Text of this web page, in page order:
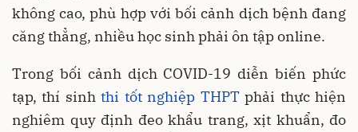
không cao, phù hợp với bối cảnh dịch bệnh đang
căng thẳng, nhiều học sinh phải ôn tập online.
Trong bối cảnh dịch COVID-19 diễn biến phức
tạp, thí sinhthi tốt nghiệp THPTphải thực hiện
nghiêm quy định đeo khẩu trang, xịt khuẩn, đo